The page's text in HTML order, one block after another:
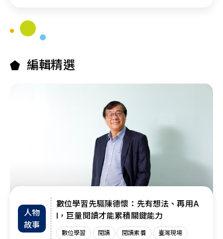
編輯精選
人物
故事
數位學習先驅陳德懷：先有想法、再用A
I，巨量閱讀才能累積關鍵能力
數位學習 閱讀 閱讀素養 臺灣現場